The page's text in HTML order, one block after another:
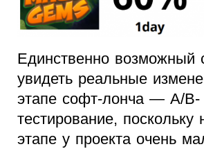
Единственно возможный
увидеть реальные
этапе софт-лонча — A/B-
тестирование, поскольку
этапе у проекта очень